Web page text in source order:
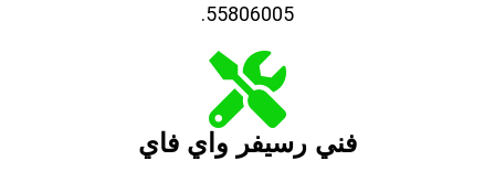
55806005.
فني رسيفر واي فاي